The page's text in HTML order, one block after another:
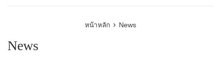
หน้าหลัก › News
News